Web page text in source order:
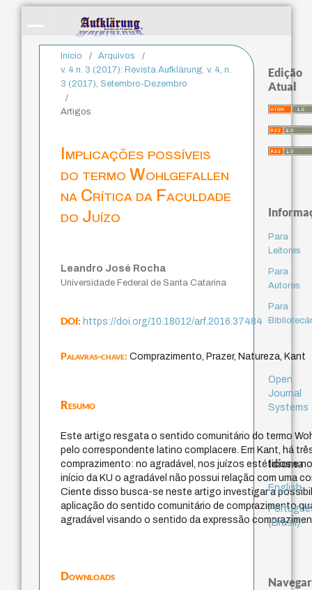
Início / Arquivos
/
v. 4 n. 3 (2017): Revista Aufklärung. v. 4, n.
3 (2017), Setembro-Dezembro
/
Artigos
Implicações possíveis
do termo Wohlgefallen
na Crítica da Faculdade
do Juízo
Leandro José Rocha
Universidade Federal de Santa Catarina
DOI:https://doi.org/10.18012/arf.2016.37484
Palavras-chave:Comprazimento, Prazer, Natureza, Kant
Resumo
Este artigo resgata o sentido comunitário do termo
pelo correspondente latino complacere. Em Kant, há
comprazimento: no agradável, nos juízos estéticos e
início da KU o agradável não possui relação com uma
Ciente disso busca-se neste artigo investigar a
aplicação do sentido comunitário de comprazimento
agradável visando o sentido da expressão
Downloads
Edição
Atual
Para
Leitores
Para
Autores
Para
Open
Journal
Systems
Idioma
English
(Brasil)
Navegar